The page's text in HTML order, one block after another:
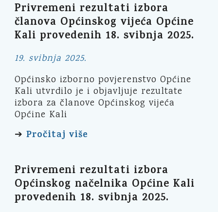
Privremeni rezultati izbora
članova Općinskog vijeća Općine
Kali provedenih 18. svibnja 2025.
19. svibnja 2025.
Općinsko izborno povjerenstvo Općine
Kali utvrdilo je i objavljuje rezultate
izbora za članove Općinskog vijeća
Općine Kali
➔ Pročitaj više
Privremeni rezultati izbora
Općinskog načelnika Općine Kali
provedenih 18. svibnja 2025.